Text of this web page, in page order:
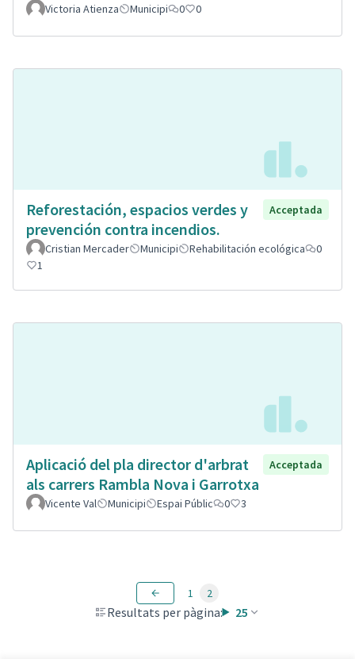
Victoria Atienza
Municipi 0 0
Reforestación, espacios verdes y
prevención contra incendios.
Acceptada
Cristian Mercader Municipi Rehabilitación ecológica
0
1
Aplicació del pla director d'arbrat
als carrers Rambla Nova i Garrotxa
Acceptada
Vicente Val Municipi Espai Públic 0 3
Resultats per pàgina: 25
1 2